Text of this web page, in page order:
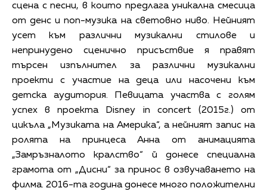
сцена с песни, в които предлага уникална смесица
от денс и поп-музика на световно ниво. Нейният
усет към различни музикални стилове и
непринудено сценично присъствие я правят
търсен изпълнител за различни музикални
проекти с участие на деца или насочени към
детска аудитория. Певицата участва с голям
успех в проекта Disney in concert (2015г.) от
цикъла „Музиката на Америка“, а нейният запис на
ролята на принцеса Анна от анимацията
„Замръзналото кралство“ й донесе специална
грамота от „Дисни“ за принос в озвучаването на
филма. 2016-та година донесе много положителни